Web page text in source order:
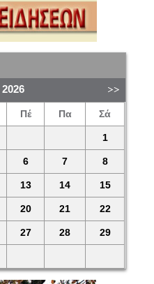
2026
Πέ Πα Σά
1
6 7 8
13 14 15
20 21 22
27 28 29